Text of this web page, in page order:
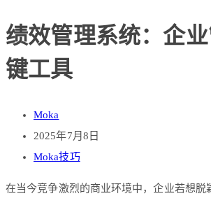
绩效管理系统：企
键工具
Moka
2025年7月8日
Moka技巧
在当今竞争激烈的商业环境中，企业若想脱